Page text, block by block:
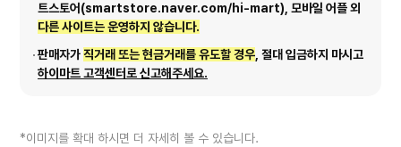
트스토어(smartstore.naver.com/hi-mart), 모바일 어플 외
다른 사이트는 운영하지 않습니다.
판매자가직거래 또는 현금거래를 유도할 경우, 절대 입금하지 마시고
하이마트 고객센터로 신고해주세요.
*이미지를 확대 하시면 더 자세히 볼 수 있습니다.